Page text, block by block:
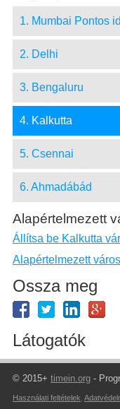
1. Mumbai Pontos
2. Delhi
3. Bengaluru
4. Kalkutta
5. Csennai
6. Ahmadábád
Alapértelmezett
Állítsa be Kalkutta
Alapértelmezett
Ossza meg
Látogatók
© 2015+ timein.org-
Használati feltételek